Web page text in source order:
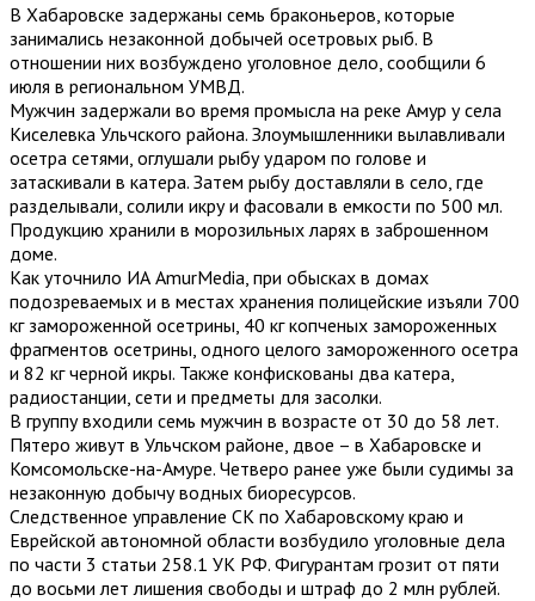
В Хабаровске задержаны семь браконьеров, которые
занимались незаконной добычей осетровых рыб. В
отношении них возбуждено уголовное дело, сообщили 6
июля в региональном УМВД.
Мужчин задержали во время промысла на реке Амур у села
Киселевка Ульчского района. Злоумышленники вылавливали
осетра сетями, оглушали рыбу ударом по голове и
затаскивали в катера. Затем рыбу доставляли в село, где
разделывали, солили икру и фасовали в емкости по 500 мл.
Продукцию хранили в морозильных ларях в заброшенном
доме.
Как уточнило ИА AmurMedia, при обысках в домах
подозреваемых и в местах хранения полицейские изъяли 700
кг замороженной осетрины, 40 кг копченых замороженных
фрагментов осетрины, одного целого замороженного осетра
и 82 кг черной икры. Также конфискованы два катера,
радиостанции, сети и предметы для засолки.
В группу входили семь мужчин в возрасте от 30 до 58 лет.
Пятеро живут в Ульчском районе, двое – в Хабаровске и
Комсомольске-на-Амуре. Четверо ранее уже были судимы за
незаконную добычу водных биоресурсов.
Следственное управление СК по Хабаровскому краю и
Еврейской автономной области возбудило уголовные дела
по части 3 статьи 258.1 УК РФ. Фигурантам грозит от пяти
до восьми лет лишения свободы и штраф до 2 млн рублей.